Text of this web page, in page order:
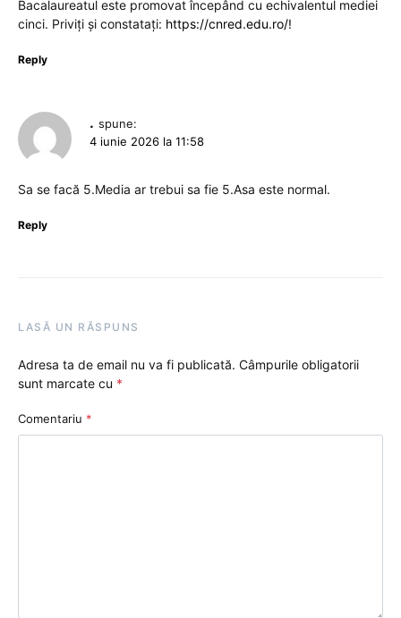
Bacalaureatul este promovat începând cu echivalentul mediei
cinci. Priviți și constatați: https://cnred.edu.ro/!
Reply
. spune:
4 iunie 2026 la 11:58
Sa se facă 5.Media ar trebui sa fie 5.Asa este normal.
Reply
LASĂ UN RĂSPUNS
Adresa ta de email nu va fi publicată. Câmpurile obligatorii
sunt marcate cu *
Comentariu *